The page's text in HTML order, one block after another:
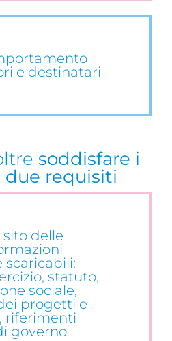
e destinatari
soddisfare i
requisiti
sito delle
scaricabili:
statuto,
sociale,
progetti e
riferimenti
governo